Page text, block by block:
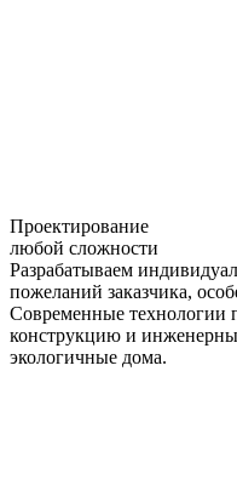
Проектирование
любой сложности
Разрабатываем
пожеланий заказчика,
Современные технологии
конструкцию и
экологичные дома.